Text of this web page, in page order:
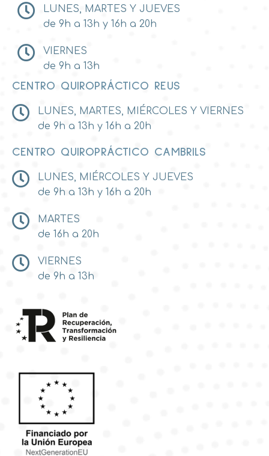
LUNES, MARTES Y JUEVES
de 9h a 13h y 16h a 20h
VIERNES
de 9h a 13h
CENTRO QUIROPRÁCTICO REUS
LUNES, MARTES, MIÉRCOLES Y VIERNES
de 9h a 13h y 16h a 20h
CENTRO QUIROPRÁCTICO CAMBRILS
LUNES, MIÉRCOLES Y JUEVES
de 9h a 13h y 16h a 20h
MARTES
de 16h a 20h
VIERNES
de 9h a 13h